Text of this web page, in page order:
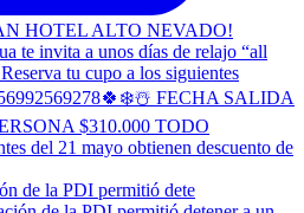
de la PDI permitió dete